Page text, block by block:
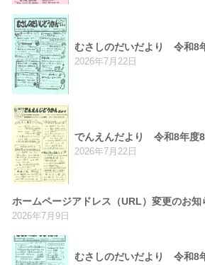
むさしのだいだより 令和8
2026年7月22日
でんえんだより 令和8年度8
2026年7月22日
ホームページアドレス（URL）変更のお知
2026年7月9日
むさしのだいだより 令和8